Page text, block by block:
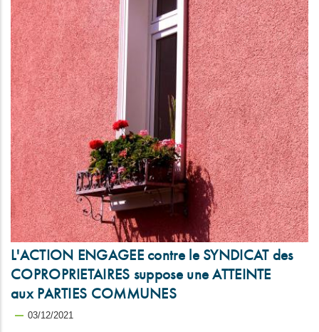
L'ACTION ENGAGEE contre le SYNDICAT des
COPROPRIETAIRES suppose une ATTEINTE
aux PARTIES COMMUNES
03/12/2021